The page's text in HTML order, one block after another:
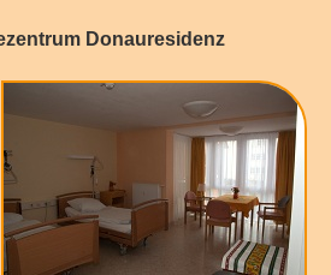
Donauresidenz